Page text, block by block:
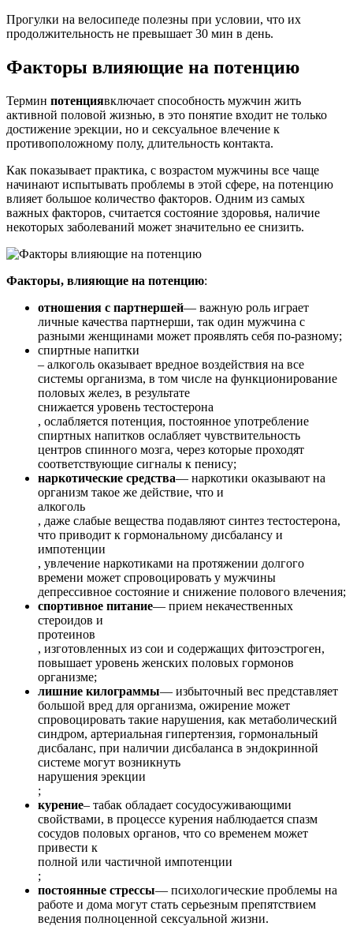
Прогулки на велосипеде полезны при условии, что их
продолжительность не превышает 30 мин в день.
Факторы влияющие на потенцию
Термин потенциявключает способность мужчин жить
активной половой жизнью, в это понятие входит не только
достижение эрекции, но и сексуальное влечение к
противоположному полу, длительность контакта.
Как показывает практика, с возрастом мужчины все чаще
начинают испытывать проблемы в этой сфере, на потенцию
влияет большое количество факторов. Одним из самых
важных факторов, считается состояние здоровья, наличие
некоторых заболеваний может значительно ее снизить.
Факторы, влияющие на потенцию:
отношения с партнершей— важную роль играет
личные качества партнерши, так один мужчина с
разными женщинами может проявлять себя по-разному;
спиртные напитки
– алкоголь оказывает вредное воздействия на все
системы организма, в том числе на функционирование
половых желез, в результате
снижается уровень тестостерона
, ослабляется потенция, постоянное употребление
спиртных напитков ослабляет чувствительность
центров спинного мозга, через которые проходят
соответствующие сигналы к пенису;
наркотические средства— наркотики оказывают на
организм такое же действие, что и
алкоголь
, даже слабые вещества подавляют синтез тестостерона,
что приводит к гормональному дисбалансу и
импотенции
, увлечение наркотиками на протяжении долгого
времени может спровоцировать у мужчины
депрессивное состояние и снижение полового влечения;
спортивное питание— прием некачественных
стероидов и
протеинов
, изготовленных из сои и содержащих фитоэстроген,
повышает уровень женских половых гормонов
организме;
лишние килограммы— избыточный вес представляет
большой вред для организма, ожирение может
спровоцировать такие нарушения, как метаболический
синдром, артериальная гипертензия, гормональный
дисбаланс, при наличии дисбаланса в эндокринной
системе могут возникнуть
нарушения эрекции
;
курение– табак обладает сосудосуживающими
свойствами, в процессе курения наблюдается спазм
сосудов половых органов, что со временем может
привести к
полной или частичной импотенции
;
постоянные стрессы— психологические проблемы на
работе и дома могут стать серьезным препятствием
ведения полноценной сексуальной жизни.